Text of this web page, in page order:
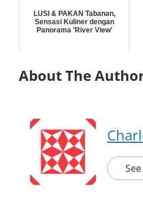
LUSI & PAKAN Tabanan,
Sensasi Kuliner dengan
Panorama 'River View'
About The